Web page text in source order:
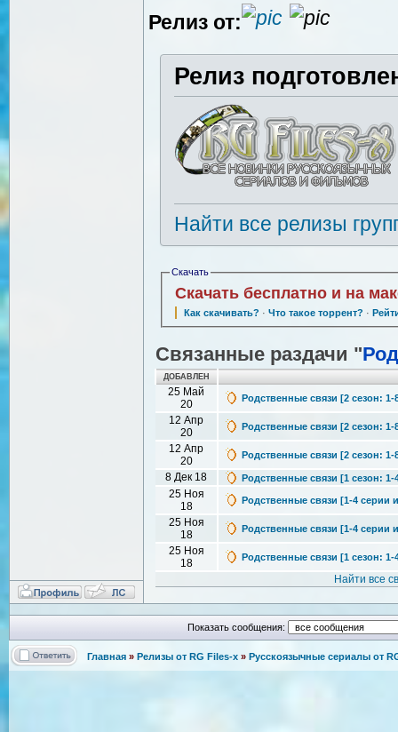
Релиз от:
Релиз
Найти все релизы
Скачать
Скачать бесплатно и на
Как скачивать? · Что такое торрент? ·
Связанные раздачи "
ДОБАВЛЕН
25 Май
20
Родственные связи [2 сезон: 1-
12 Апр
20
Родственные связи [2 сезон: 1-
12 Апр
20
Родственные связи [2 сезон:
8 Дек 18 Родственные связи [1 сезон:
25 Ноя
18
Родственные связи [1-4 серии
25 Ноя
18
Родственные связи [1-4 серии
25 Ноя
18
Родственные связи [1 сезон: 1-
Найти все
Показать сообщения:
Главная » Релизы от RG Files-x » Русскоязычные сериалы от